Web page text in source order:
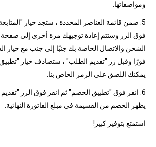
ومواصفاتها.
5. ضمن قائمة العناصر المحددة ، ستجد خيار
فوق الزر وستتم إعادة توجيهك مرة أخرى إلى
الشحن والاتصال الخاصة بك جنبًا إلى جنب مع خيار
فورًا وقبل زر "تقديم الطلب" ، ستصادف خيار
يمكنك اللصق على الرمز الخاص بنا.
6. انقر فوق "تطبيق الخصم" ثم انقر فوق الزر
يظهر الخصم من القسيمة في مبلغ الفاتورة النهائية.
استمتع بتوفير كبير!